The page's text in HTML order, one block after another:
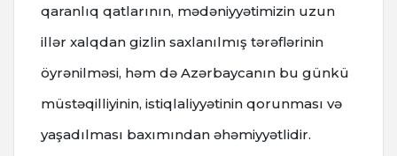
qaranlıq qatlarının, mədəniyyətimizin uzun
illər xalqdan gizlin saxlanılmış tərəflərinin
öyrənilməsi, həm də Azərbaycanın bu günkü
müstəqilliyinin, istiqlaliyyətinin qorunması və
yaşadılması baxımından əhəmiyyətlidir.